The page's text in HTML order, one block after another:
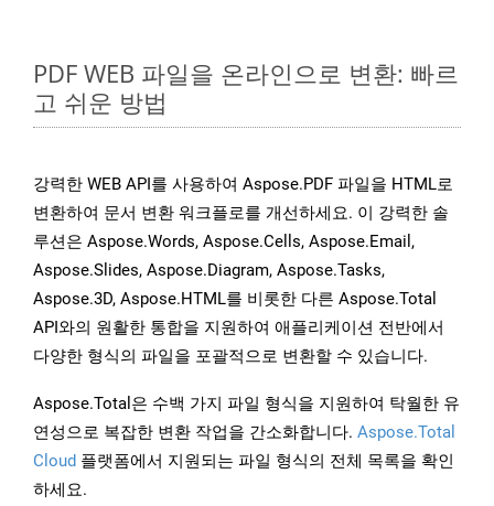
PDF WEB 파일을 온라인으로 변환: 빠르
고 쉬운 방법
강력한 WEB API를 사용하여 Aspose.PDF 파일을 HTML로
변환하여 문서 변환 워크플로를 개선하세요. 이 강력한 솔
루션은 Aspose.Words, Aspose.Cells, Aspose.Email,
Aspose.Slides, Aspose.Diagram, Aspose.Tasks,
Aspose.3D, Aspose.HTML를 비롯한 다른 Aspose.Total
API와의 원활한 통합을 지원하여 애플리케이션 전반에서
다양한 형식의 파일을 포괄적으로 변환할 수 있습니다.
Aspose.Total은 수백 가지 파일 형식을 지원하여 탁월한 유
연성으로 복잡한 변환 작업을 간소화합니다. Aspose.Total
Cloud 플랫폼에서 지원되는 파일 형식의 전체 목록을 확인
하세요.